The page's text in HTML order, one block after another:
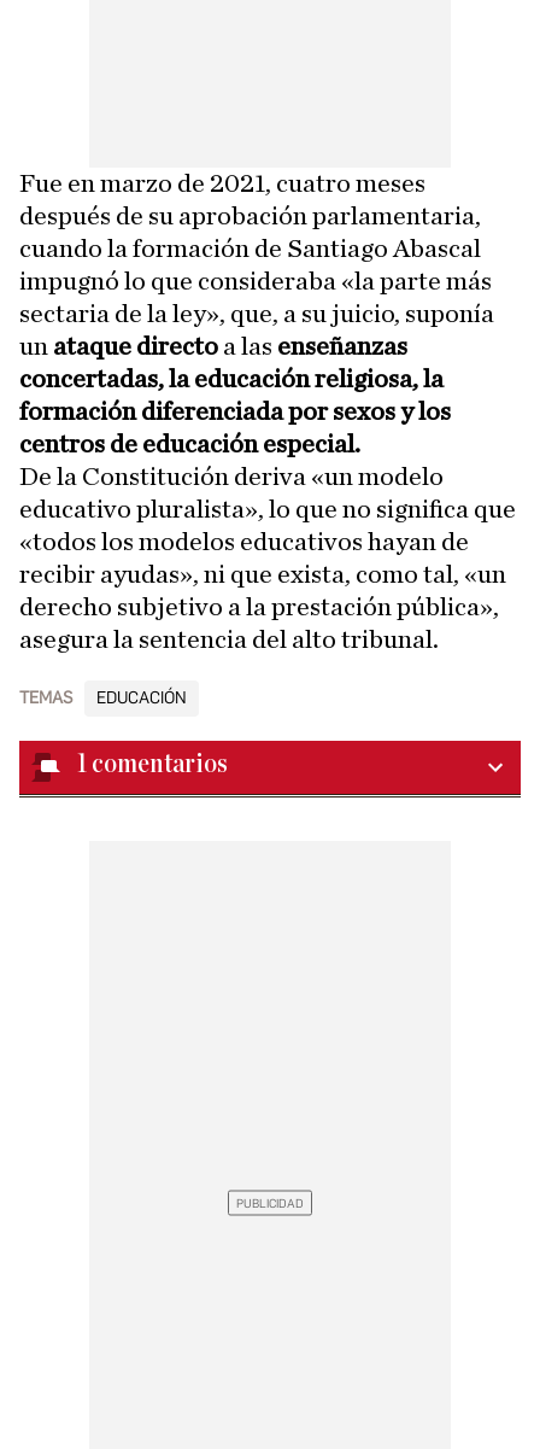
Fue en marzo de 2021, cuatro meses
después de su aprobación parlamentaria,
cuando la formación de Santiago Abascal
impugnó lo que consideraba «la parte más
sectaria de la ley», que, a su juicio, suponía
un ataque directo a las enseñanzas
concertadas, la educación religiosa, la
formación diferenciada por sexos y los
centros de educación especial.
De la Constitución deriva «un modelo
educativo pluralista», lo que no significa que
«todos los modelos educativos hayan de
recibir ayudas», ni que exista, como tal, «un
derecho subjetivo a la prestación pública»,
asegura la sentencia del alto tribunal.
TEMAS EDUCACIÓN
1 comentarios